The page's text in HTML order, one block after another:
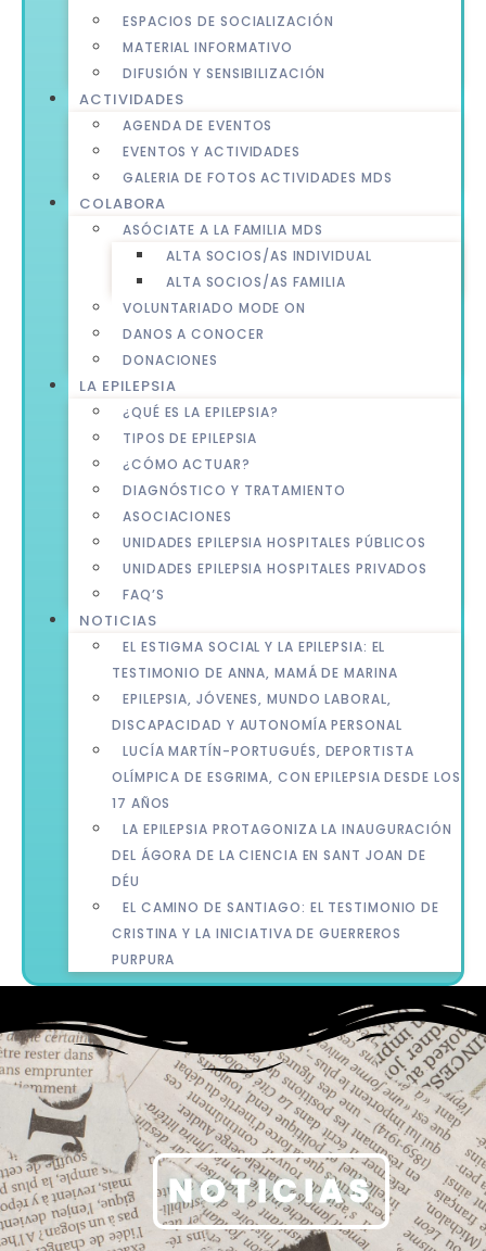
ESPACIOS DE SOCIALIZACIÓN
MATERIAL INFORMATIVO
DIFUSIÓN Y SENSIBILIZACIÓN
ACTIVIDADES
AGENDA DE EVENTOS
EVENTOS Y ACTIVIDADES
GALERIA DE FOTOS ACTIVIDADES MDS
COLABORA
ASÓCIATE A LA FAMILIA MDS
ALTA SOCIOS/AS INDIVIDUAL
ALTA SOCIOS/AS FAMILIA
VOLUNTARIADO MODE ON
DANOS A CONOCER
DONACIONES
LA EPILEPSIA
¿QUÉ ES LA EPILEPSIA?
TIPOS DE EPILEPSIA
¿CÓMO ACTUAR?
DIAGNÓSTICO Y TRATAMIENTO
ASOCIACIONES
UNIDADES EPILEPSIA HOSPITALES PÚBLICOS
UNIDADES EPILEPSIA HOSPITALES PRIVADOS
FAQ’S
NOTICIAS
EL ESTIGMA SOCIAL Y LA EPILEPSIA: EL
TESTIMONIO DE ANNA, MAMÁ DE MARINA
EPILEPSIA, JÓVENES, MUNDO LABORAL,
DISCAPACIDAD Y AUTONOMÍA PERSONAL
LUCÍA MARTÍN-PORTUGUÉS, DEPORTISTA
OLÍMPICA DE ESGRIMA, CON EPILEPSIA DESDE LOS
17 AÑOS
LA EPILEPSIA PROTAGONIZA LA INAUGURACIÓN
DEL ÁGORA DE LA CIENCIA EN SANT JOAN DE
DÉU
EL CAMINO DE SANTIAGO: EL TESTIMONIO DE
CRISTINA Y LA INICIATIVA DE GUERREROS
PURPURA
NOTICIAS